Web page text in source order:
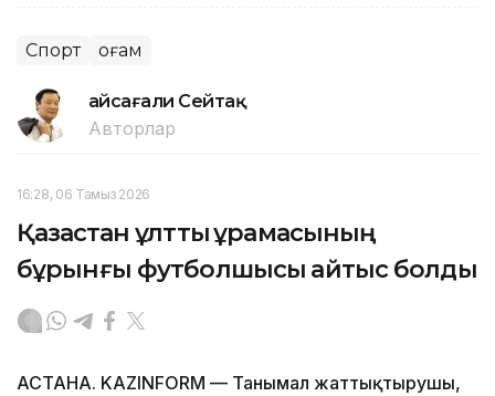
Спорт Қоғам
Ғайсағали Сейтақ
Авторлар
16:28, 06 Тамыз 2026
Қазақстан ұлттық құрамасының
бұрынғы футболшысы қайтыс болды
АСТАНА. KAZINFORM — Танымал жаттықтырушы,